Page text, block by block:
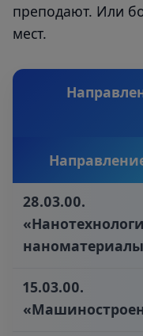
преподают. Или
мест.
28.03.00.
15.03.00.